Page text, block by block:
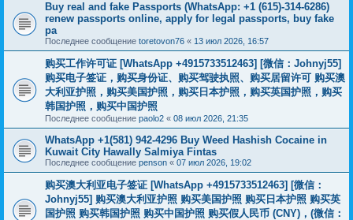
Buy real and fake Passports (WhatsApp: +1 (615)-314-6286)
renew passports online, apply for legal passports, buy fake
pa
Последнее сообщение toretovon76 « 13 июл 2026, 16:57
购买工作许可证 [WhatsApp +4915733512463] [微信：Johnyj55]
购买电子签证，购买身份证、购买驾驶执照、购买居留许可 购买澳
大利亚护照，购买美国护照，购买日本护照，购买英国护照，购买
韩国护照，购买中国护照
Последнее сообщение paolo2 « 08 июл 2026, 21:35
WhatsApp +1(581) 942-4296 Buy Weed Hashish Cocaine in
Kuwait City Hawally Salmiya Fintas
Последнее сообщение penson « 07 июл 2026, 19:02
购买澳大利亚电子签证 [WhatsApp +4915733512463] [微信：
Johnyj55] 购买澳大利亚护照 购买美国护照 购买日本护照 购买英
国护照 购买韩国护照 购买中国护照 购买假人民币 (CNY)，(微信：